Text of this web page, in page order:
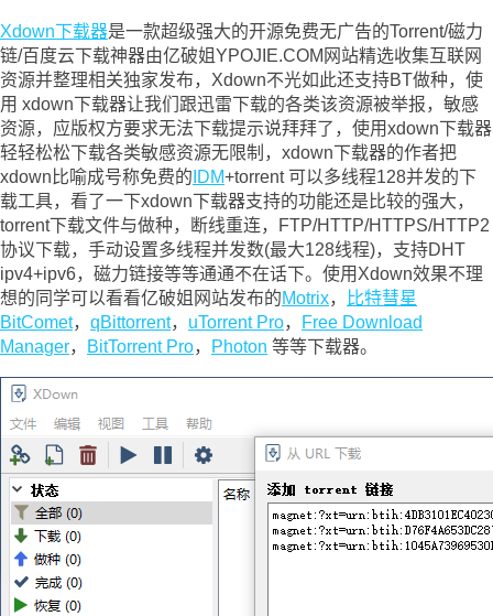
Xdown下载器是一款超级强大的开源免费无广告的Torrent/磁力
链/百度云下载神器由亿破姐YPOJIE.COM网站精选收集互联网
资源并整理相关独家发布，Xdown不光如此还支持BT做种，使
用 xdown下载器让我们跟迅雷下载的各类该资源被举报，敏感
资源，应版权方要求无法下载提示说拜拜了，使用xdown下载器
轻轻松松下载各类敏感资源无限制，xdown下载器的作者把
xdown比喻成号称免费的 IDM+torrent 可以多线程128并发的下
载工具，看了一下xdown下载器支持的功能还是比较的强大，
torrent下载文件与做种，断线重连，FTP/HTTP/HTTPS/HTTP2
协议下载，手动设置多线程并发数(最大128线程)，支持DHT
ipv4+ipv6，磁力链接等等通通不在话下。使用Xdown效果不理
想的同学可以看看亿破姐网站发布的Motrix，
比特彗星
BitComet， qBittorrent， uTorrent Pro，
Free Download
Manager， BitTorrent Pro， Photon 等等下载器。